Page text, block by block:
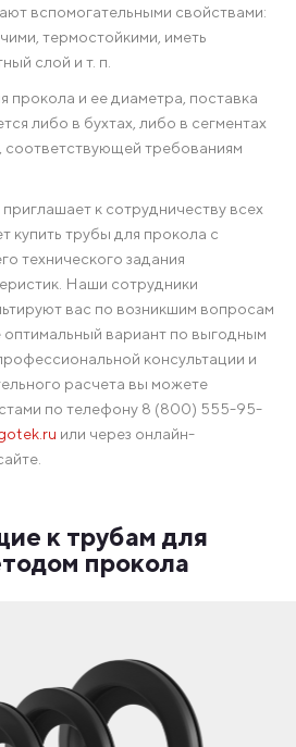
вспомогательными свойствами:
термостойкими, иметь
слой и т. п.
прокола и ее диаметра, поставка
либо в бухтах, либо в сегментах
требованиям
к сотрудничеству всех
купить трубы для прокола с
технического задания
Наши сотрудники
вас по возникшим вопросам
вариант по выгодным
консультации и
расчета вы можете
по телефону 8 (800) 555-95-
или через онлайн-
к трубам для
прокола